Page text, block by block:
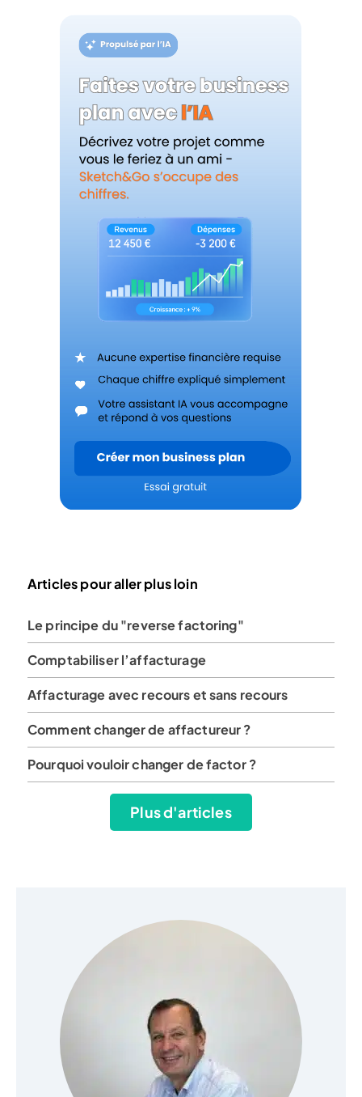
Articles pour aller plus loin
Le principe du "reverse factoring"
Comptabiliser l’affacturage
Affacturage avec recours et sans recours
Comment changer de affactureur ?
Pourquoi vouloir changer de factor ?
Plus d'articles